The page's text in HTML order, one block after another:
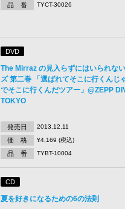
品 番 TYCT-30026
DVD
The Mirraz の見入らずにはいられな
ズ 第二巻 「選ばれてそこに行くんじ
でそこに行くんだツアー」@ZEPP
TOKYO
発売日 2013.12.11
価 格 ¥4,169 (税込)
品 番 TYBT-10004
CD
夏を好きになるための6の法則